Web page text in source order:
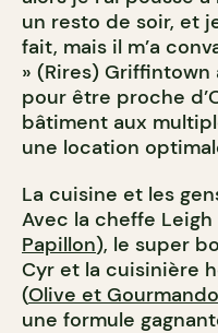
un resto de soir, et
fait, mais il m’a
» (Rires)
pour être proche
bâtiment aux
une location
La cuisine et les
Avec la cheffe
Papillon), le super
Cyr et la cuisinière
(Olive et Gourmando
une formule